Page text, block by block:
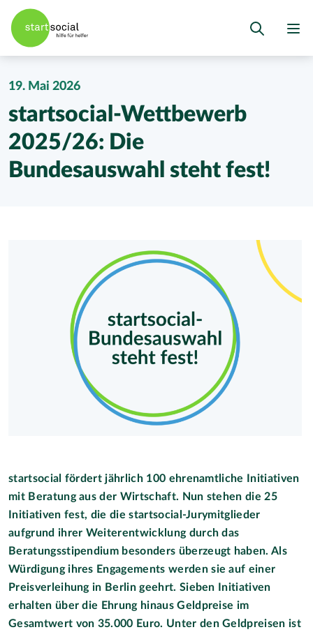
19. Mai 2026
startsocial-Wettbewerb
2025/26: Die
Bundesauswahl steht fest!
startsocial fördert jährlich 100 ehrenamtliche Initiativen
mit Beratung aus der Wirtschaft. Nun stehen die 25
Initiativen fest, die die startsocial-Jurymitglieder
aufgrund ihrer Weiterentwicklung durch das
Beratungsstipendium besonders überzeugt haben. Als
Würdigung ihres Engagements werden sie auf einer
Preisverleihung in Berlin geehrt. Sieben Initiativen
erhalten über die Ehrung hinaus Geldpreise im
Gesamtwert von 35.000 Euro. Unter den Geldpreisen ist